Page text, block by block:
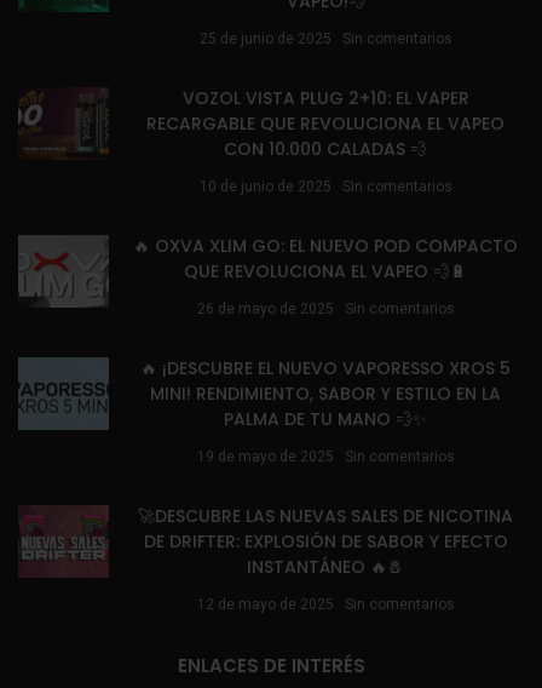
25 de junio de 2025 Sin comentarios
VOZOL VISTA PLUG 2+10: EL VAPER
RECARGABLE QUE REVOLUCIONA EL VAPEO
CON 10.000 CALADAS 💨
10 de junio de 2025 Sin comentarios
🔥 OXVA XLIM GO: EL NUEVO POD COMPACTO
QUE REVOLUCIONA EL VAPEO 💨🔋
26 de mayo de 2025 Sin comentarios
🔥 ¡DESCUBRE EL NUEVO VAPORESSO XROS 5
MINI! RENDIMIENTO, SABOR Y ESTILO EN LA
PALMA DE TU MANO 💨✨
19 de mayo de 2025 Sin comentarios
🚀DESCUBRE LAS NUEVAS SALES DE NICOTINA
DE DRIFTER: EXPLOSIÓN DE SABOR Y EFECTO
INSTANTÁNEO 🔥🧂
12 de mayo de 2025 Sin comentarios
ENLACES DE INTERÉS